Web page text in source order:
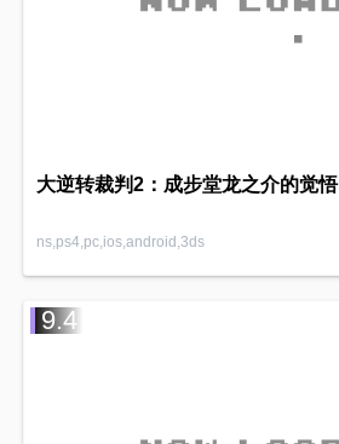
大逆转裁判2：成步堂龙之介的觉悟
ns,ps4,pc,ios,android,3ds
9.4